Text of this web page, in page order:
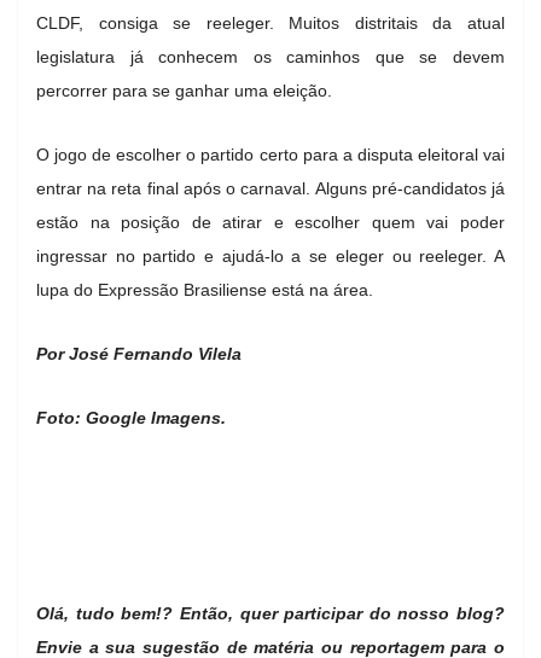
CLDF, consiga se reeleger. Muitos distritais da atual
legislatura já conhecem os caminhos que se devem
percorrer para se ganhar uma eleição.
O jogo de escolher o partido certo para a disputa eleitoral vai
entrar na reta final após o carnaval. Alguns pré-candidatos já
estão na posição de atirar e escolher quem vai poder
ingressar no partido e ajudá-lo a se eleger ou reeleger. A
lupa do Expressão Brasiliense está na área.
Por José Fernando Vilela
Foto: Google Imagens.
Olá, tudo bem!? Então, quer participar do nosso blog?
Envie a sua sugestão de matéria ou reportagem para o